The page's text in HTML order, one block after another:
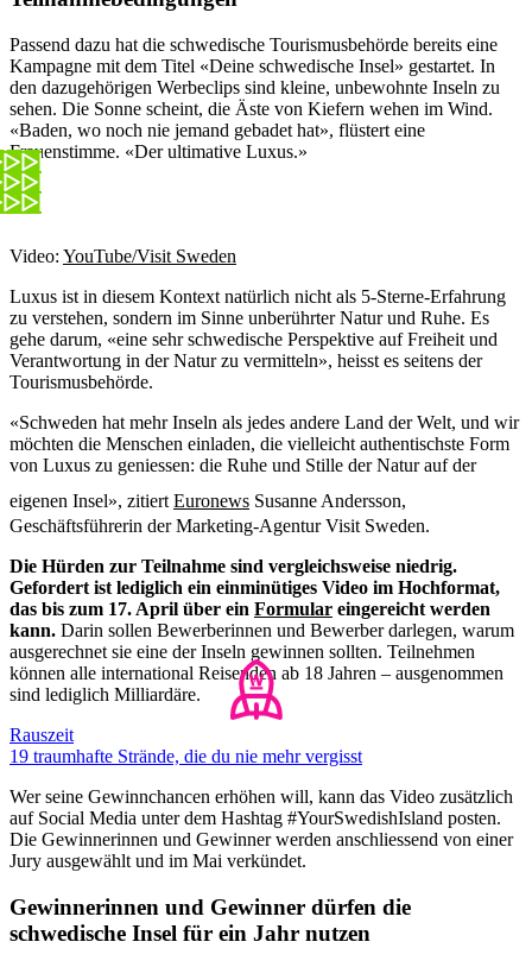
Passend dazu hat die schwedische Tourismusbehörde bereits eine
Kampagne mit dem Titel «Deine schwedische Insel» gestartet. In
den dazugehörigen Werbeclips sind kleine, unbewohnte Inseln zu
sehen. Die Sonne scheint, die Äste von Kiefern wehen im Wind.
«Baden, wo noch nie jemand gebadet hat», flüstert eine
Frauenstimme. «Der ultimative Luxus.»
Video: YouTube/Visit Sweden
Luxus ist in diesem Kontext natürlich nicht als 5-Sterne-Erfahrung
zu verstehen, sondern im Sinne unberührter Natur und Ruhe. Es
gehe darum, «eine sehr schwedische Perspektive auf Freiheit und
Verantwortung in der Natur zu vermitteln», heisst es seitens der
Tourismusbehörde.
«Schweden hat mehr Inseln als jedes andere Land der Welt, und wir
möchten die Menschen einladen, die vielleicht authentischste Form
von Luxus zu geniessen: die Ruhe und Stille der Natur auf der
eigenen Insel», zitiert Euronews Susanne Andersson,
Geschäftsführerin der Marketing-Agentur Visit Sweden.
Die Hürden zur Teilnahme sind vergleichsweise niedrig.
Gefordert ist lediglich ein einminütiges Video im Hochformat,
das bis zum 17. April über ein Formular eingereicht werden
kann. Darin sollen Bewerberinnen und Bewerber darlegen, warum
ausgerechnet sie eine der Inseln gewinnen sollten. Teilnehmen
können alle international Reisenden ab 18 Jahren – ausgenommen
sind lediglich Milliardäre.
Rauszeit
19 traumhafte Strände, die du nie mehr vergisst
Wer seine Gewinnchancen erhöhen will, kann das Video zusätzlich
auf Social Media unter dem Hashtag #YourSwedishIsland posten.
Die Gewinnerinnen und Gewinner werden anschliessend von einer
Jury ausgewählt und im Mai verkündet.
Gewinnerinnen und Gewinner dürfen die
schwedische Insel für ein Jahr nutzen